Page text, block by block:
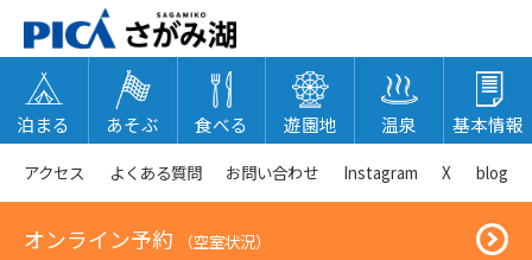
泊まる あそぶ 食べる 遊園地 温泉 基本情報
アクセス よくある質問 お問い合わせ Instagram X blog
オンライン予約 （空室状況）